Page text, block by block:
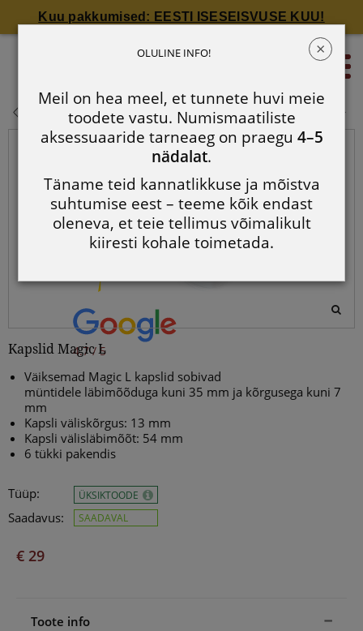
Kuu pakkumised: EESTI ISESEISVUSE KUU!
4.7 / 5
Kapslid Magic L - 6 tükki pakendis
Kapslid Magic L
Väiksemad Magic L kapslid sobivad
müntidele läbimõõduga kuni 35 mm ja kõrgusega kuni 7
mm
Kapsli väliskõrgus: 13 mm
Kapsli välisläbimõõt: 54 mm
6 tükki pakendis
Tüüp:
Saadavus:
ÜKSIKTOODE
SAADAVAL
€ 29
Toote info
Kapslid Magic L - 6 tükki pakendis
×
OLULINE INFO!
Meil on hea meel, et tunnete huvi meie
toodete vastu. Numismaatiliste
aksessuaaride tarneaeg on praegu 4–5
nädalat.
Täname teid kannatlikkuse ja mõistva
suhtumise eest – teeme kõik endast
oleneva, et teie tellimus võimalikult
kiiresti kohale toimetada.